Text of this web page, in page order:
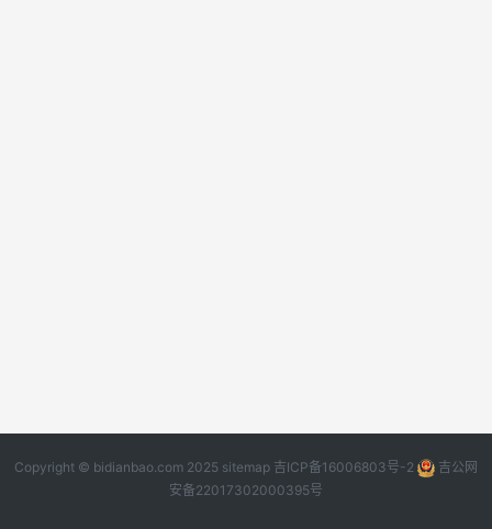
Copyright © bidianbao.com 2025 sitemap 吉ICP备16006803号-2
吉公网
安备22017302000395号